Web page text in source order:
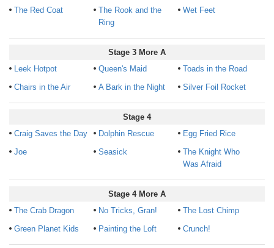
The Red Coat
The Rook and the
Ring
Wet Feet
Stage 3 More A
Leek Hotpot
Queen's Maid
Toads in the Road
Chairs in the Air
A Bark in the Night Silver Foil Rocket
Stage 4
Craig Saves the Day
Dolphin Rescue
Egg Fried Rice
Joe
Seasick
The Knight Who
Was Afraid
Stage 4 More A
The Crab Dragon
No Tricks, Gran!
The Lost Chimp
Green Planet Kids
Painting the Loft Crunch!